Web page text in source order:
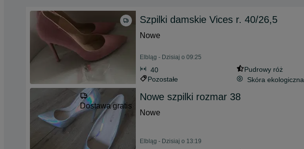
Szpilki damskie Vices r. 40/26,5
Nowe
Elbląg - Dzisiaj o 09:25
40
Pudrowy róż
Pozostałe
Skóra ekologiczna
Dostawa gratis
Nowe szpilki rozmar 38
Nowe
Elbląg - Dzisiaj o 13:19